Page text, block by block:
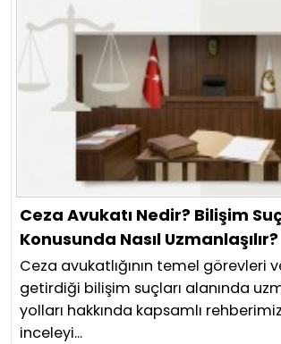
Ceza Avukatı Nedir? Bilişim
Konusunda Nasıl Uzmanlaşılır?
Ceza avukatlığının temel görevleri
getirdiği bilişim suçları alanında
yolları hakkında kapsamlı
inceleyi...